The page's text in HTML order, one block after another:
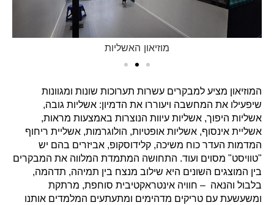
מוזיאון האשליות
המוזיאון מציע למבקרים עשרות תערוכות שונות ומגוונות
שיפעילו את המחשבה ויעוררו את הדמיון: אשליות גובה,
אשליות היפוך, אשליות עיוות הנוצרות באמצעות מראות,
אשליית אינסוף, אשליות אופטיות, הולוגרמות, אשליית ריחוף
המדמות העדר כוח משיכה, קלידוסקופ, אביזרים בהם יש
"טוויסט" מסוים ועוד. התחושה המתמדת המלווה את המבקרים
בין המוצגים השונים היא שילוב מנצח בין תמיהה, תדהמה,
בלבול והנאה – חוויה אינטראקטיבית סוחפת, מרתקת
ומשעשעת עם טריקים מדהימים ומתעתעים המלמדים אותנו